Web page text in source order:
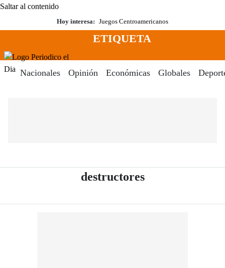
Saltar al contenido
Hoy interesa: Juegos Centroamericanos
Menú
ETIQUETA
Nacionales Opinión Económicas Globales
destructores- Periódico El